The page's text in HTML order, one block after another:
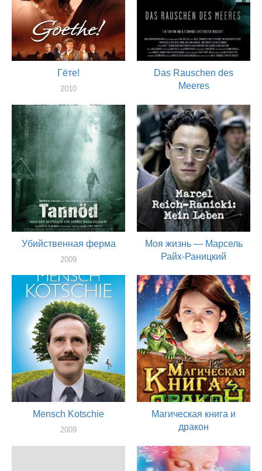
Гёте!
2010
Das Rauschen des
Meeres
актер
Убийственная ферма
2009
Моя жизнь — Марсель
Райх-Раницкий
актер
Mensch Kotschie
2009
Магическая книга и
дракон
актер